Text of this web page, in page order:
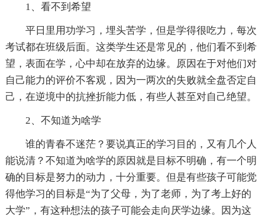
1、看不到希望
平日里用功学习，埋头苦学，但是学得很吃力，每次
考试都在班级后面。这类学生还是常见的，他们看不到希
望，表面在学，心中却在放弃的边缘。原因在于对他们对
自己能力的评价不客观，因为一两次的失败就全盘否定自
己，在逆境中的抗挫折能力低，有些人甚至对自己绝望。
2、不知道为啥学
谁的青春不迷茫？要说真正的学习目的，又有几个人
能说清？不知道为啥学的原因就是目标不明确，有一个明
确的目标是努力的动力，十分重要。但是有些孩子可能觉
得他学习的目标是“为了父母，为了老师，为了考上好的
大学”，有这种想法的孩子可能会走向厌学边缘。因为这